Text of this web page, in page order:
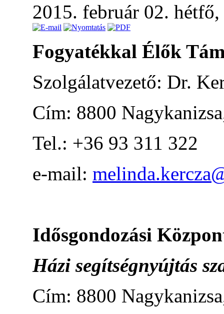
2015. február 02.
Fogyatékkal Élők
Szolgálatvezető: Dr.
Cím: 8800
Tel.: +36 93 311 322
e-mail:
Idősgondozási
Házi segítségnyújtás
Cím: 8800